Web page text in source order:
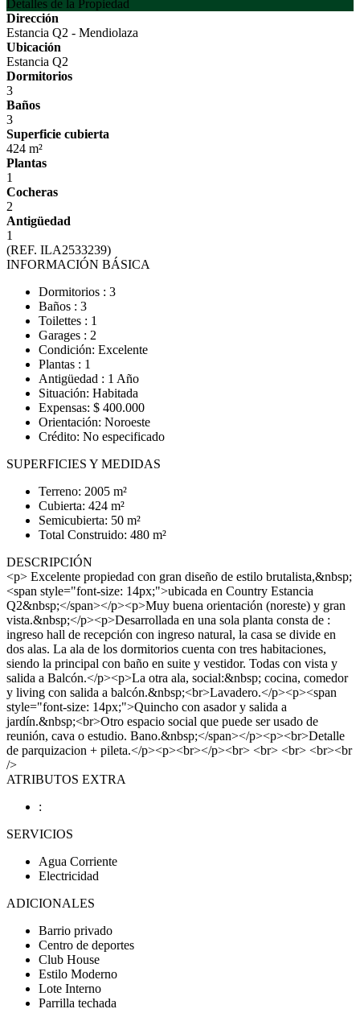
Detalles de la Propiedad
Dirección
Estancia Q2 - Mendiolaza
Ubicación
Estancia Q2
Dormitorios
3
Baños
3
Superficie cubierta
424 m²
Plantas
1
Cocheras
2
Antigüedad
1
(REF. ILA2533239)
INFORMACIÓN BÁSICA
Dormitorios : 3
Baños : 3
Toilettes : 1
Garages : 2
Condición: Excelente
Plantas : 1
Antigüedad : 1 Año
Situación: Habitada
Expensas: $ 400.000
Orientación: Noroeste
Crédito: No especificado
SUPERFICIES Y MEDIDAS
Terreno: 2005 m²
Cubierta: 424 m²
Semicubierta: 50 m²
Total Construido: 480 m²
DESCRIPCIÓN
<p> Excelente propiedad con gran diseño de estilo brutalista,&nbsp;
<span style="font-size: 14px;">ubicada en Country Estancia
Q2&nbsp;</span></p><p>Muy buena orientación (noreste) y gran
vista.&nbsp;</p><p>Desarrollada en una sola planta consta de :
ingreso hall de recepción con ingreso natural, la casa se divide en
dos alas. La ala de los dormitorios cuenta con tres habitaciones,
siendo la principal con baño en suite y vestidor. Todas con vista y
salida a Balcón.</p><p>La otra ala, social:&nbsp; cocina, comedor
y living con salida a balcón.&nbsp;<br>Lavadero.</p><p><span
style="font-size: 14px;">Quincho con asador y salida a
jardín.&nbsp;<br>Otro espacio social que puede ser usado de
reunión, cava o estudio. Bano.&nbsp;</span></p><p><br>Detalle
de parquizacion + pileta.</p><p><br></p><br> <br> <br> <br><br
/>
ATRIBUTOS EXTRA
:
SERVICIOS
Agua Corriente
Electricidad
ADICIONALES
Barrio privado
Centro de deportes
Club House
Estilo Moderno
Lote Interno
Parrilla techada